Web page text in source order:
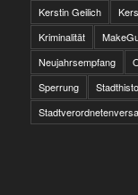
Kerstin Geilich
Kriminalität
Neujahrsempfang
Sperrung